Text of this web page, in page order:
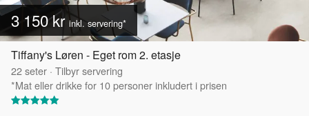
3 150 krinkl. servering*
Tiffany's Løren - Eget rom 2. etasje
22seter · Tilbyr servering
*Mat eller drikke for 10 personer inkludert i prisen